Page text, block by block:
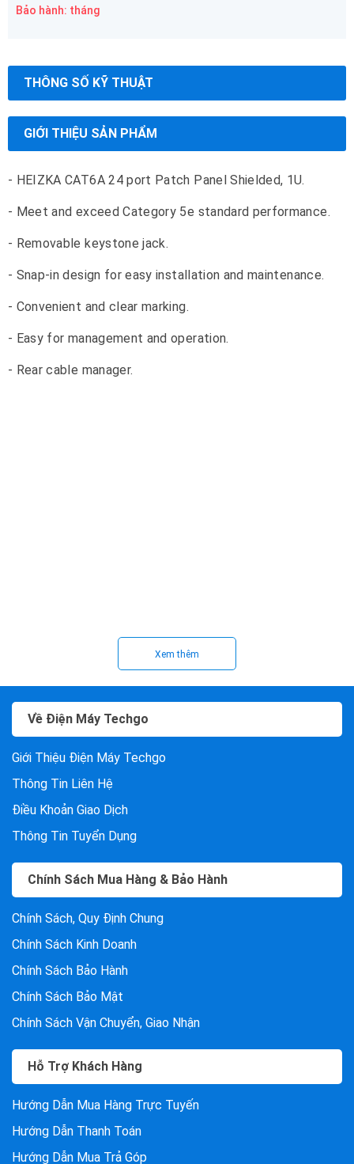
Bảo hành: tháng
THÔNG SỐ KỸ THUẬT
GIỚI THIỆU SẢN PHẨM
- HEIZKA CAT6A 24 port Patch Panel Shielded, 1U.
- Meet and exceed Category 5e standard performance.
- Removable keystone jack.
- Snap-in design for easy installation and maintenance.
- Convenient and clear marking.
- Easy for management and operation.
- Rear cable manager.
Xem thêm
Về Điện Máy Techgo
Giới Thiệu Điện Máy Techgo
Thông Tin Liên Hệ
Điều Khoản Giao Dịch
Thông Tin Tuyển Dụng
Chính Sách Mua Hàng & Bảo Hành
Chính Sách, Quy Định Chung
Chính Sách Kinh Doanh
Chính Sách Bảo Hành
Chính Sách Bảo Mật
Chính Sách Vận Chuyển, Giao Nhận
Hỗ Trợ Khách Hàng
Hướng Dẫn Mua Hàng Trực Tuyến
Hướng Dẫn Thanh Toán
Hướng Dẫn Mua Trả Góp